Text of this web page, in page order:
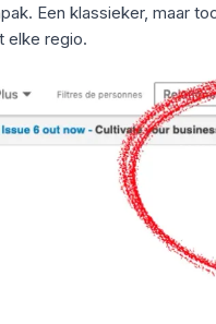
Een klassieker, maar
elke regio.